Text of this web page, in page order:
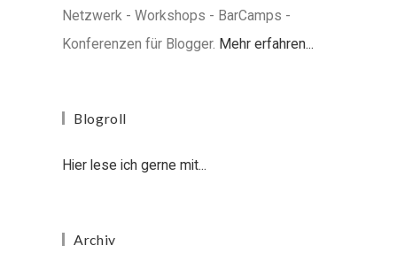
Netzwerk - Workshops - BarCamps -
Konferenzen für Blogger. Mehr erfahren...
Blogroll
Hier lese ich gerne mit...
Archiv